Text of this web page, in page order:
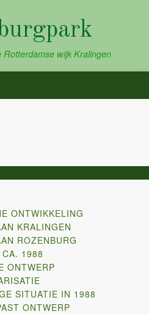
wijk Kralingen
ONTWIKKELING
KRALINGEN
ROZENBURG
1988
ONTWERP
SITUATIE IN 1988
ONTWERP